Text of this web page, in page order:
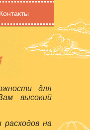
Контакты
для
высокий
на